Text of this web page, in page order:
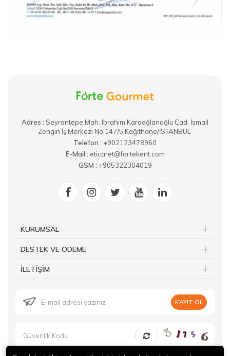
Adres : ​Seyrantepe Mah. İbrahim Karaoğlanoğlu Cad. İsmail
Zengin İş Merkezi No:147/5 Kağıthane/İSTANBUL
Telefon : +902123478960
E-Mail : eticaret@fortekent.com
GSM : +905322304019
KURUMSAL
DESTEK VE ÖDEME
İLETİŞİM
KAYIT OL